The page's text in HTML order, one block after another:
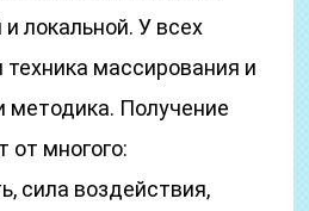
локальной. У всех
массирования и
методика. Получение
от многого:
сила воздействия,